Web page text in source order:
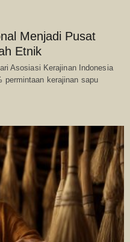
Menjadi Pusat
Etnik
Asosiasi Kerajinan Indonesia
permintaan kerajinan sapu